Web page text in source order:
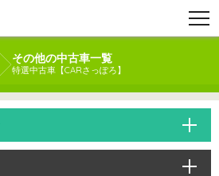
その他の中古車一覧
特選中古車【CARさっぽろ】